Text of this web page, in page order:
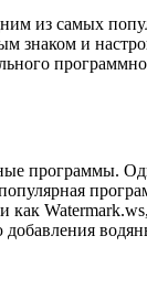
из самых
знаком и
программы.